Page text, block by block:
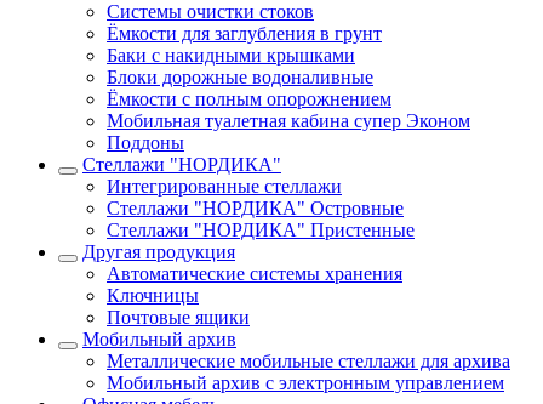
Системы очистки стоков
Ёмкости для заглубления в грунт
Баки с накидными крышками
Блоки дорожные водоналивные
Ёмкости с полным опорожнением
Мобильная туалетная кабина супер Эконом
Поддоны
Стеллажи "НОРДИКА"
Интегрированные стеллажи
Стеллажи "НОРДИКА" Островные
Стеллажи "НОРДИКА" Пристенные
Другая продукция
Автоматические системы хранения
Ключницы
Почтовые ящики
Мобильный архив
Металлические мобильные стеллажи для архива
Мобильный архив с электронным управлением